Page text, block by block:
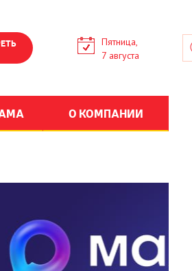
Пятница,
7 августа
О КОМПАНИИ